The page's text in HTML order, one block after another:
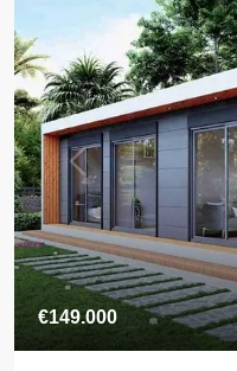
€149.000